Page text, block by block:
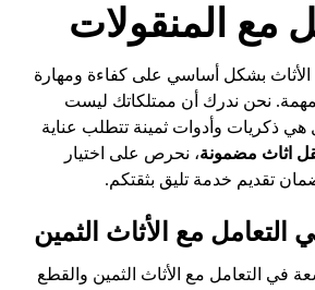
مع المنقولات
الأثاث بشكل أساسي على كفاءة ومهارة
نحن ندرك أن ممتلكاتك ليست
ذكريات وأدوات ثمينة تتطلب عناية
اثاث مضمونة، نحرص على اختيار
تقديم خدمة تليق بثقتكم.
التعامل مع الأثاث الثمين
في التعامل مع الأثاث الثمين والقطع